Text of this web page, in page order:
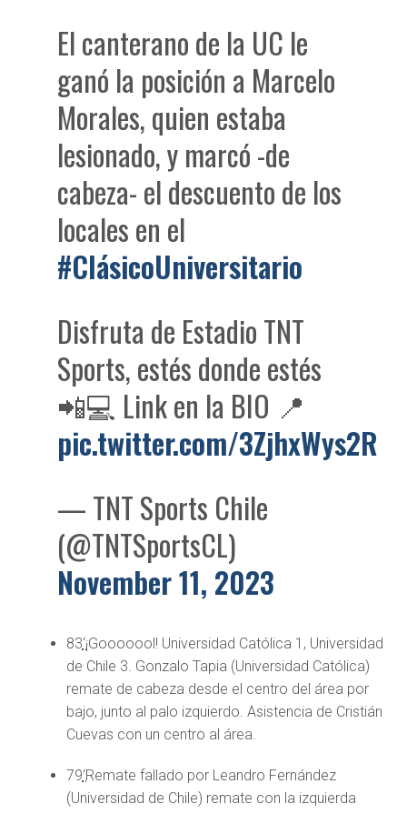
El canterano de la UC le
ganó la posición a Marcelo
Morales, quien estaba
lesionado, y marcó -de
cabeza- el descuento de los
locales en el
#ClásicoUniversitario
Disfruta de Estadio TNT
Sports, estés donde estés
📲💻 Link en la BIO 📍
pic.twitter.com/3ZjhxWys2R
— TNT Sports Chile
(@TNTSportsCL)
November 11, 2023
83‘¡Gooooool! Universidad Católica 1, Universidad
de Chile 3. Gonzalo Tapia (Universidad Católica)
remate de cabeza desde el centro del área por
bajo, junto al palo izquierdo. Asistencia de Cristián
Cuevas con un centro al área.
79‘Remate fallado por Leandro Fernández
(Universidad de Chile) remate con la izquierda